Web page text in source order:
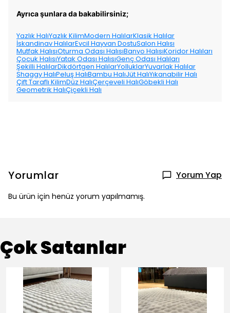
Ayrıca şunlara da bakabilirsiniz;
Yazlık HalıYazlık KilimModern HalılarKlasik Halılar
İskandinav HalılarEvcil Hayvan DostuSalon Halısı
Mutfak HalısıOturma Odası HalısıBanyo HalısıKoridor Halıları
Çocuk HalısıYatak Odası HalısıGenç Odası Halıları
Şekilli HalılarDikdörtgen HalılarYolluklarYuvarlak Halılar
Shaggy HalıPeluş HalıBambu HalıJüt HalıYıkanabilir Halı
Çift Taraflı KilimDüz HalıÇerçeveli HalıGöbekli Halı
Geometrik HalıÇiçekli Halı
Yorumlar Yorum Yap
Bu ürün için henüz yorum yapılmamış.
Çok Satanlar